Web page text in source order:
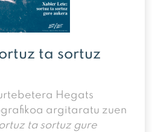
ta sortuz
Hegats
argitaratu zuen
ta sortuz gure